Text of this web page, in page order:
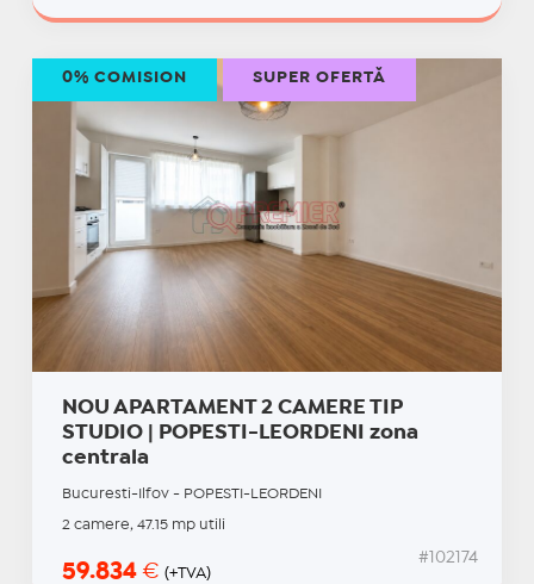
NOU APARTAMENT 2 CAMERE TIP
STUDIO | POPESTI-LEORDENI zona
centrala
Bucuresti-Ilfov - POPESTI-LEORDENI
2 camere, 47.15 mp utili
59.834 € (+TVA)
#102174
0% COMISION SUPER OFERTĂ